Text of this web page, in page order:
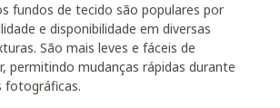
fundos de tecido são populares por
e disponibilidade em diversas
São mais leves e fáceis de
permitindo mudanças rápidas durante
fotográficas.